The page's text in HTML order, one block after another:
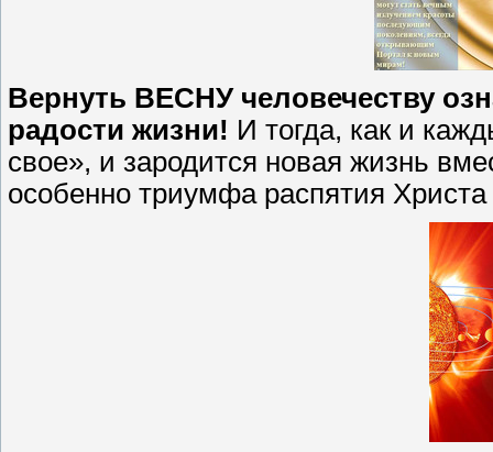
Вернуть ВЕСНУ человечеству
радости жизни! И тогда, как и
свое», и зародится новая жизнь
особенно триумфа распятия